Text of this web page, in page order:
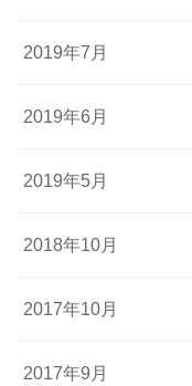
2019年7月
2019年6月
2019年5月
2018年10月
2017年10月
2017年9月